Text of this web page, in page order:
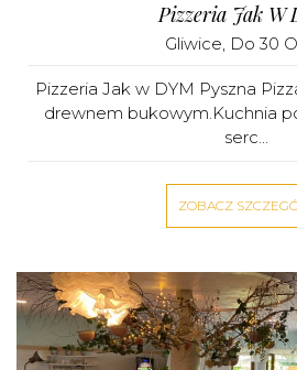
Pizzeria Jak W
Gliwice, Do 30
Pizzeria Jak w DYM Pyszna
drewnem bukowym.Kuchnia
serc...
ZOBACZ